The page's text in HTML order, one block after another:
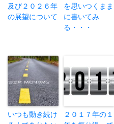
及び２０２６年
の展望について
を思いつくまま
に書いてみ
る・・・
いつも動き続け
２０１７年の１